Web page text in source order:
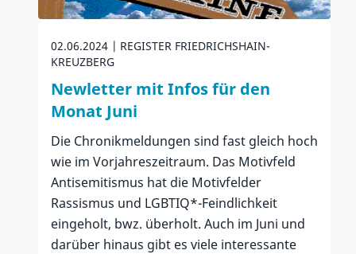
02.06.2024
REGISTER FRIEDRICHSHAIN-
KREUZBERG
Newletter mit Infos für den
Monat Juni
Die Chronikmeldungen sind fast gleich hoch
wie im Vorjahreszeitraum. Das Motivfeld
Antisemitismus hat die Motivfelder
Rassismus und LGBTIQ*-Feindlichkeit
eingeholt, bwz. überholt. Auch im Juni und
darüber hinaus gibt es viele interessante